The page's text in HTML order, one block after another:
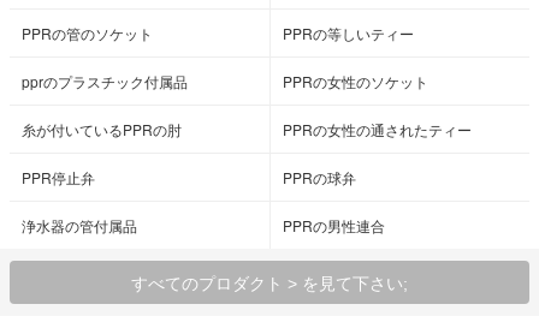
PPRの管のソケット PPRの等しいティー
pprのプラスチック付属品 PPRの女性のソケット
糸が付いているPPRの肘 PPRの女性の通されたティー
PPR停止弁 PPRの球弁
浄水器の管付属品 PPRの男性連合
すべてのプロダクト > を見て下さい;